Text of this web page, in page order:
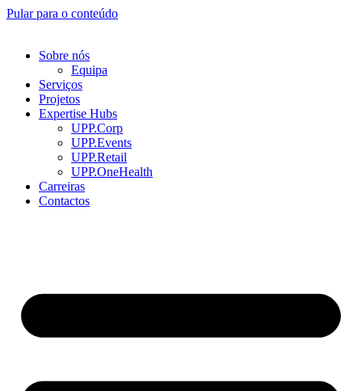
Pular para o conteúdo
Sobre nós
Equipa
Serviços
Projetos
Expertise Hubs
UPP.Corp
UPP.Events
UPP.Retail
UPP.OneHealth
Carreiras
Contactos